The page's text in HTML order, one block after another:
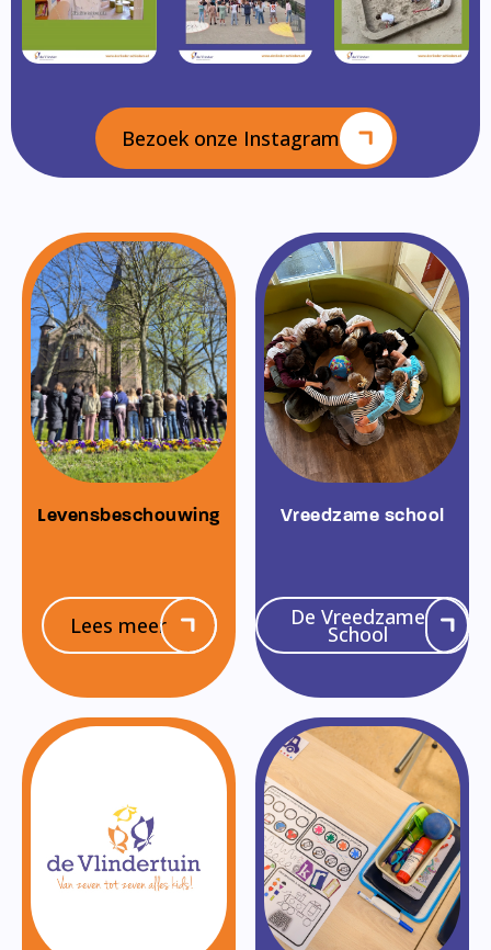
Bezoek onze Instagram
Levensbeschouwing
Lees meer
Vreedzame school
De Vreedzame
School